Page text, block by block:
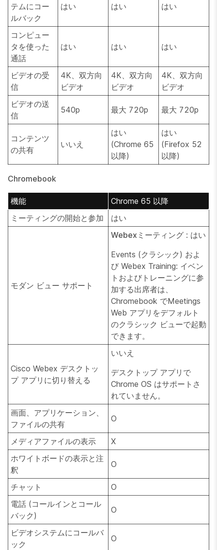
テムにコー
ルバック
はい はい はい
コンピュー
タを使った
通話
はい はい はい
ビデオの受
信
4K、双方向
ビデオ
4K、双方向
ビデオ
4K、双方向
ビデオ
ビデオの送
信
540p 最大 720p 最大 720p
コンテンツ
の共有
いいえ
はい
(Chrome 65
以降)
はい
(Firefox 52
以降)
Chromebook
機能
Chrome 65 以降
ミーティングの開始と参加
はい
モダン ビュー サポート
Webexミーティング : はい
Events (クラシック) およ
び Webex Training: イベン
トおよびトレーニングに参
加する出席者は、
Chromebook でMeetings
Web アプリをデフォルト
のクラシック ビューで起動
できます。
Cisco Webex デスクトッ
プ アプリに切り替える
いいえ
デスクトップ アプリで
Chrome OS はサポートさ
れていません。
画面、アプリケーション、
ファイルの共有
O
メディアファイルの表示
X
ホワイトボードの表示と注
釈
O
チャット
O
電話 (コールインとコール
バック)
O
ビデオシステムにコールバ
ック
O